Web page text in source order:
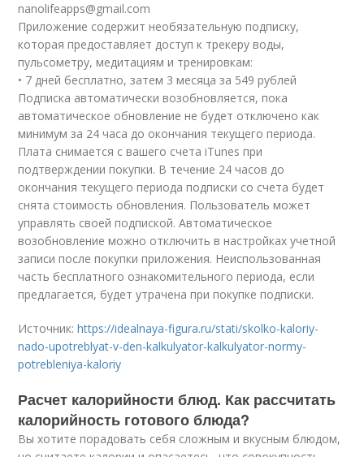
nanolifeapps@gmail.com
Приложение содержит необязательную подписку,
которая предоставляет доступ к трекеру воды,
пульсометру, медитациям и тренировкам:
• 7 дней бесплатно, затем 3 месяца за 549 рублей
Подписка автоматически возобновляется, пока
автоматическое обновление не будет отключено как
минимум за 24 часа до окончания текущего периода.
Плата снимается с вашего счета iTunes при
подтверждении покупки. В течение 24 часов до
окончания текущего периода подписки со счета будет
снята стоимость обновления. Пользователь может
управлять своей подпиской. Автоматическое
возобновление можно отключить в настройках учетной
записи после покупки приложения. Неиспользованная
часть бесплатного ознакомительного периода, если
предлагается, будет утрачена при покупке подписки.
Источник:https://idealnaya-figura.ru/stati/skolko-kaloriy-
nado-upotreblyat-v-den-kalkulyator-kalkulyator-normy-
potrebleniya-kaloriy
Расчет калорийности блюд. Как рассчитать
калорийность готового блюда?
Вы хотите порадовать себя сложным и вкусным блюдом,